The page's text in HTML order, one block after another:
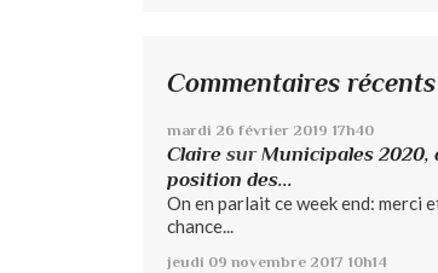
Commentaires récents
mardi 26 février 2019 17h40
Claire surMunicipales 2020,
position des...
On en parlait ce week end: merci
chance...
jeudi 09 novembre 2017 10h14